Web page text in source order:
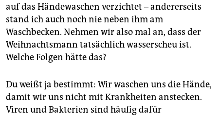
genossenschaft
epaper login
auf das Händewaschen verzichtet – andererseits
stand ich auch noch nie neben ihm am
Waschbecken. Nehmen wir also mal an, dass der
Weihnachtsmann tatsächlich wasserscheu ist.
Welche Folgen hätte das?
Du weißt ja bestimmt: Wir waschen uns die Hände,
damit wir uns nicht mit Krankheiten anstecken.
Viren und Bakterien sind häufig dafür